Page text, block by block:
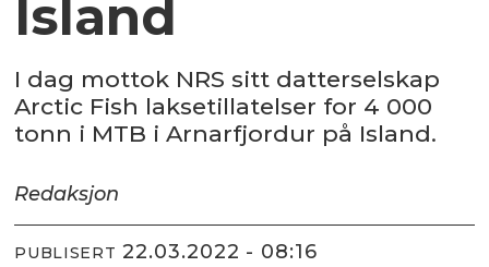
Island
I dag mottok NRS sitt datterselskap
Arctic Fish laksetillatelser for 4 000
tonn i MTB i Arnarfjordur på Island.
Redaksjon
PUBLISERT 22.03.2022 - 08:16